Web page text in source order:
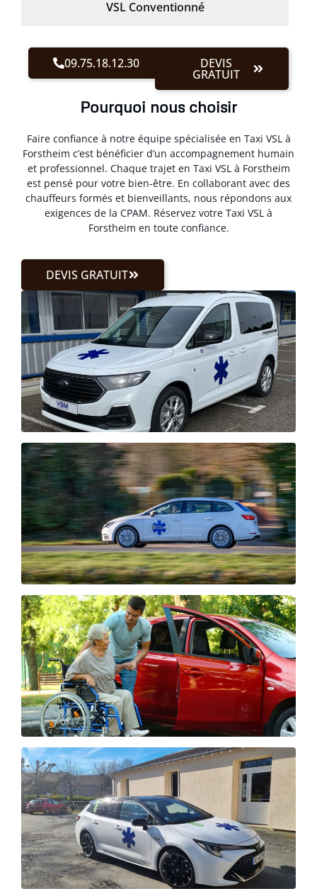
VSL Conventionné
09.75.18.12.30 DEVIS
GRATUIT
Pourquoi nous choisir
Faire confiance à notre équipe spécialisée en Taxi VSL à
Forstheim c’est bénéficier d’un accompagnement humain
et professionnel. Chaque trajet en Taxi VSL à Forstheim
est pensé pour votre bien-être. En collaborant avec des
chauffeurs formés et bienveillants, nous répondons aux
exigences de la CPAM. Réservez votre Taxi VSL à
Forstheim en toute confiance.
DEVIS GRATUIT